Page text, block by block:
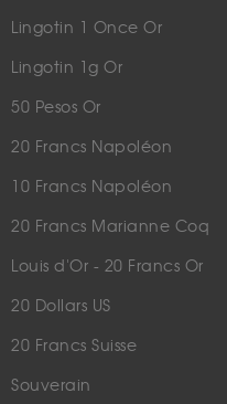
Lingotin 1 Once Or
Lingotin 1g Or
50 Pesos Or
20 Francs Napoléon
10 Francs Napoléon
20 Francs Marianne Coq
Louis d'Or - 20 Francs Or
20 Dollars US
20 Francs Suisse
Souverain